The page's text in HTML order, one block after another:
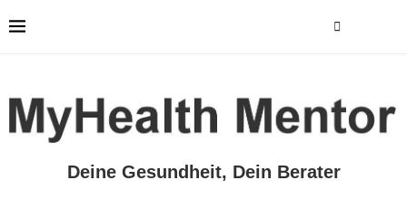
Deine Gesundheit, Dein Berater